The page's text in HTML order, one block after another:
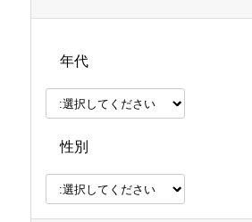
年代
性別